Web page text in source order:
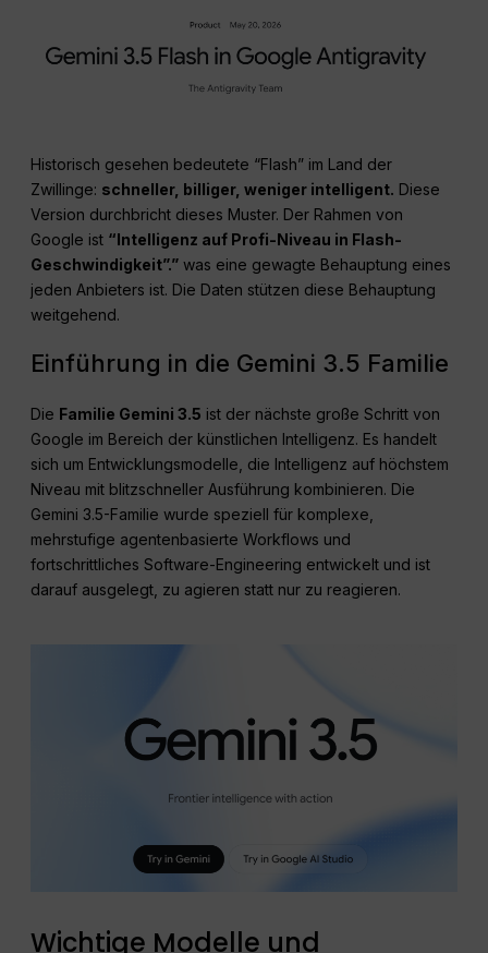
Historisch gesehen bedeutete “Flash” im Land der
Zwillinge: schneller, billiger, weniger intelligent. Diese
Version durchbricht dieses Muster. Der Rahmen von
Google ist “Intelligenz auf Profi-Niveau in Flash-
Geschwindigkeit”.” was eine gewagte Behauptung eines
jeden Anbieters ist. Die Daten stützen diese Behauptung
weitgehend.
Einführung in die Gemini 3.5 Familie
Die Familie Gemini 3.5 ist der nächste große Schritt von
Google im Bereich der künstlichen Intelligenz. Es handelt
sich um Entwicklungsmodelle, die Intelligenz auf höchstem
Niveau mit blitzschneller Ausführung kombinieren. Die
Gemini 3.5-Familie wurde speziell für komplexe,
mehrstufige agentenbasierte Workflows und
fortschrittliches Software-Engineering entwickelt und ist
darauf ausgelegt, zu agieren statt nur zu reagieren.
Wichtige Modelle und